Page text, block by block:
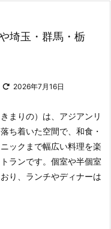
埼玉・群馬・栃
2026年7月16日
まりの）は、アジアンリ
ち着いた空間で、和食・
ックまで幅広い料理を楽
ランです。 個室や半個室
り、ランチやディナーは